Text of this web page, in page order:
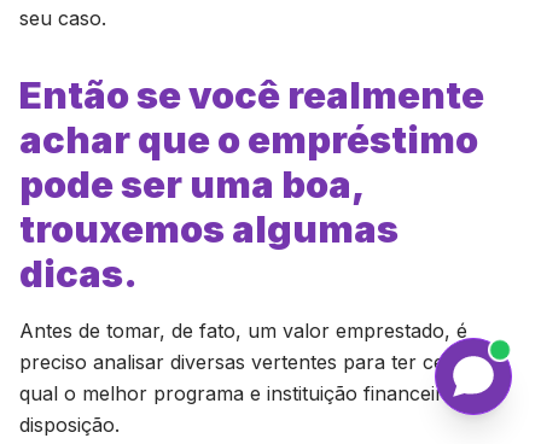
seu caso.
Então se você realmente
achar que o empréstimo
pode ser uma boa,
trouxemos algumas
dicas.
Antes de tomar, de fato, um valor emprestado, é
preciso analisar diversas vertentes para ter certeza
qual o melhor programa e instituição financeira à
disposição.